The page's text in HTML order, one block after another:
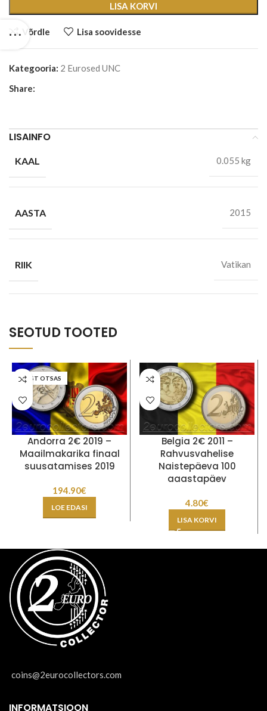
LISA KORVI
Võrdle Lisa soovidesse
Kategooria: 2 Eurosed UNC
Share:
LISAINFO
KAAL 0.055 kg
AASTA 2015
RIIK Vatikan
SEOTUD TOOTED
LAOST OTSAS
Andorra 2€ 2019 –
Maailmakarika finaal
suusatamises 2019
194.90€
LOE EDASI
Belgia 2€ 2011 –
Rahvusvahelise
Naistepäeva 100
aaastapäev
4.80€
LISA KORVI
coins@2eurocollectors.com
INFORMATSIOON